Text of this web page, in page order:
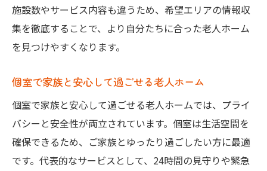
施設数やサービス内容も違うため、希望エリアの情報収
集を徹底することで、より自分たちに合った老人ホーム
を見つけやすくなります。
個室で家族と安心して過ごせる老人ホーム
個室で家族と安心して過ごせる老人ホームでは、プライ
バシーと安全性が両立されています。個室は生活空間を
確保できるため、ご家族とゆったり過ごしたい方に最適
です。代表的なサービスとして、24時間の見守りや緊急